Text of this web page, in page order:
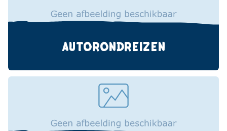
AUTORONDREIZEN